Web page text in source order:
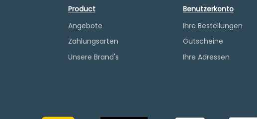
Product
Angebote
Zahlungsarten
Unsere Brand's
Benutzerkonto
Ihre Bestellungen
Gutscheine
Ihre Adressen